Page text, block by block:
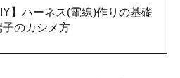
】ハーネス(電線)作りの基礎
子のカシメ方